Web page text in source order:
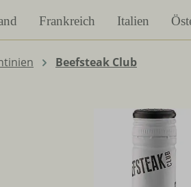
Frankreich Italien
Beefsteak Club